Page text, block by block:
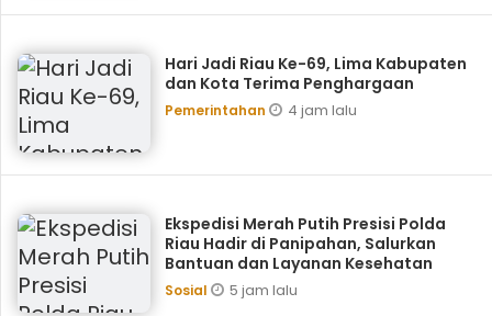
Hari Jadi Riau Ke-69, Lima Kabupaten
dan Kota Terima Penghargaan
Pemerintahan 4 jam lalu
Ekspedisi Merah Putih Presisi Polda
Riau Hadir di Panipahan, Salurkan
Bantuan dan Layanan Kesehatan
Sosial 5 jam lalu